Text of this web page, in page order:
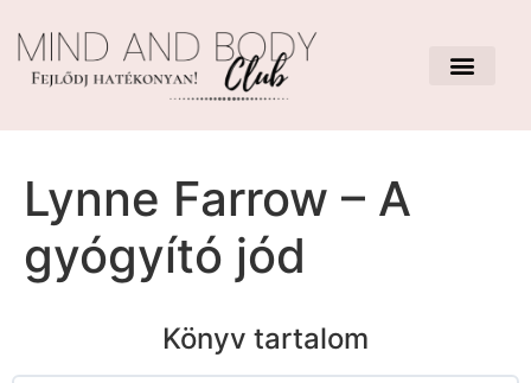
Lynne Farrow – A
gyógyító jód
Könyv tartalom